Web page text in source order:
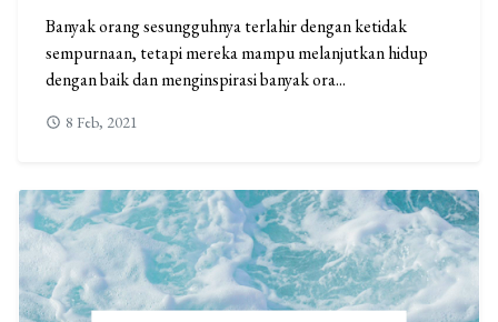
Banyak orang sesungguhnya terlahir dengan ketidak
sempurnaan, tetapi mereka mampu melanjutkan hidup
dengan baik dan menginspirasi banyak ora...
8 Feb, 2021